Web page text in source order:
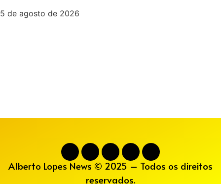
5 de agosto de 2026
Alberto Lopes News © 2025 – Todos os direitos
reservados.